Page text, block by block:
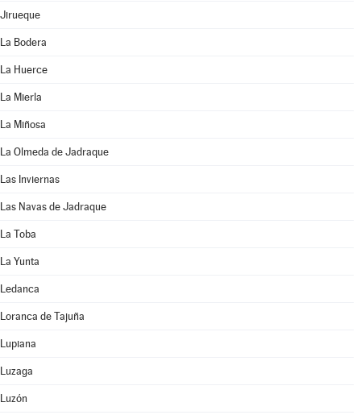
Jirueque
La Bodera
La Huerce
La Mierla
La Miñosa
La Olmeda de Jadraque
Las Inviernas
Las Navas de Jadraque
La Toba
La Yunta
Ledanca
Loranca de Tajuña
Lupiana
Luzaga
Luzón